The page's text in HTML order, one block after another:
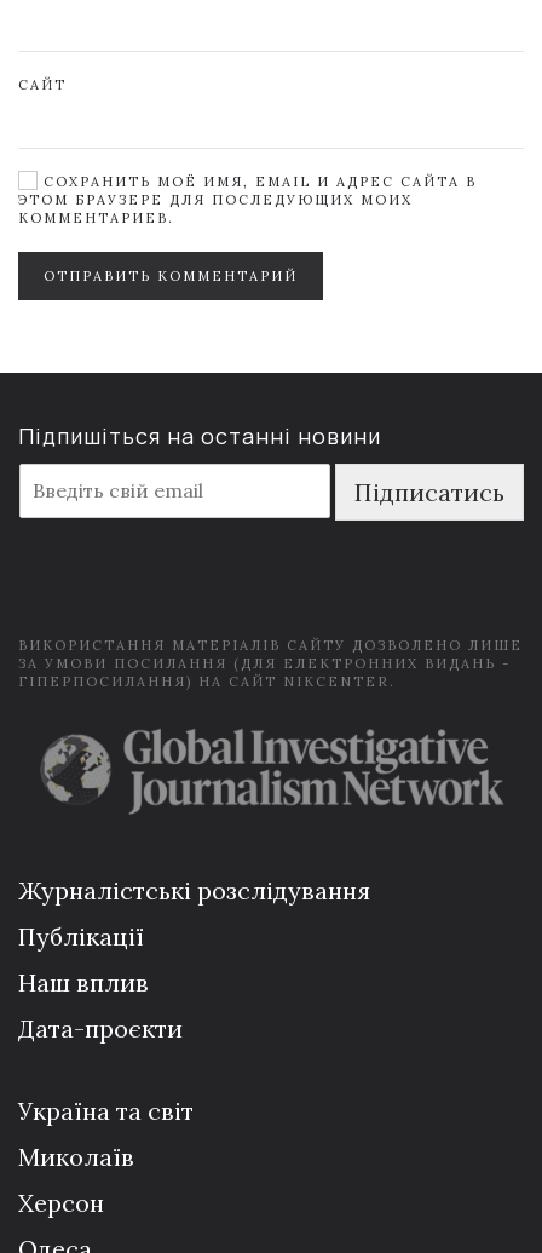
САЙТ
СОХРАНИТЬ МОЁ ИМЯ, EMAIL И АДРЕС САЙТА В
ЭТОМ БРАУЗЕРЕ ДЛЯ ПОСЛЕДУЮЩИХ МОИХ
КОММЕНТАРИЕВ.
ОТПРАВИТЬ КОММЕНТАРИЙ
Підпишіться на останні новини
m
a
Підписатись
ВИКОРИСТАННЯ МАТЕРІАЛІВ САЙТУ ДОЗВОЛЕНО ЛИШЕ
ЗА УМОВИ ПОСИЛАННЯ (ДЛЯ ЕЛЕКТРОННИХ ВИДАНЬ -
ГІПЕРПОСИЛАННЯ) НА САЙТ NIKCENTER.
Журналістські розслідування
Публікації
Наш вплив
Дата-проєкти
Україна та світ
Миколаїв
Херсон